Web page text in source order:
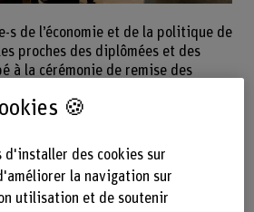
s de l’économie et de la politique de
proches des diplômées et des
à la cérémonie de remise des
cinq d’entre eux se sont vu remettre
diplôme de Technicien-en diplômé-e
🍪
d'installer des cookies sur
la navigation sur
utilisation et de soutenir